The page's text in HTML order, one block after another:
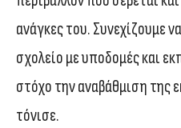
ανάγκες του. Συνεχίζουμε
σχολείο με υποδομές και
στόχο την αναβάθμιση της
τόνισε.